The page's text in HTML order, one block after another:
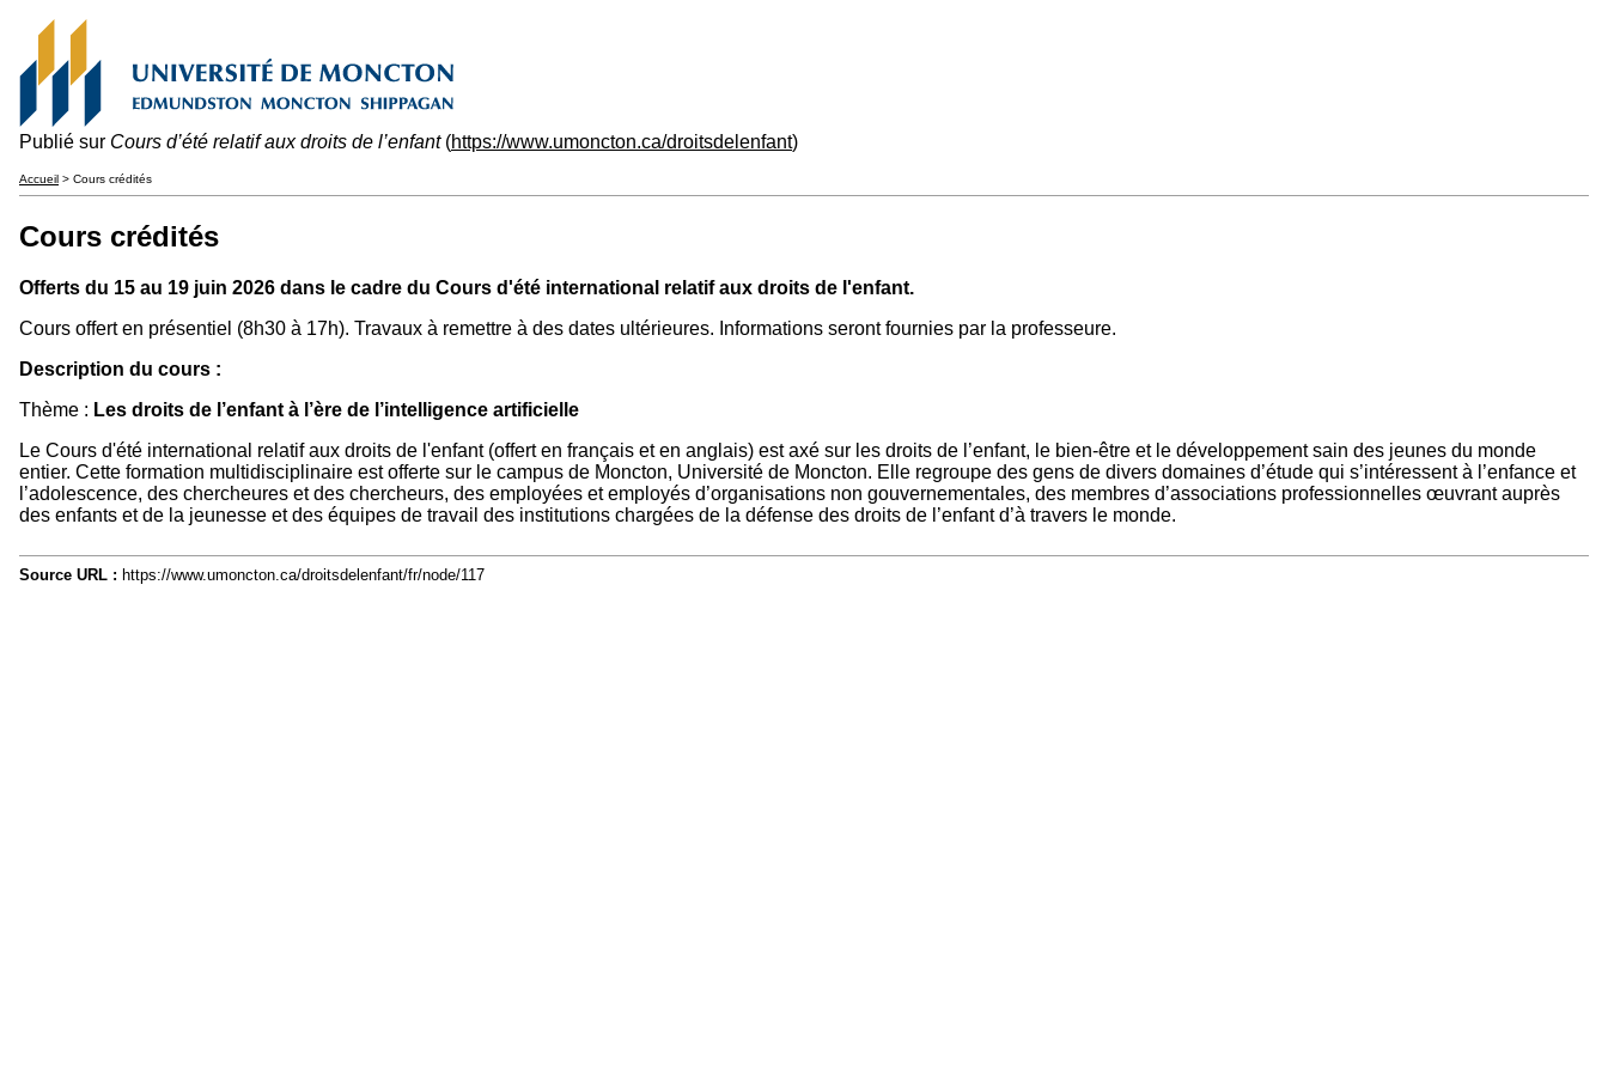
Publié sur Cours d’été relatif aux droits de l’enfant(https://www.umoncton.ca/droitsdelenfant)
Accueil > Cours crédités
Cours crédités
Offerts du 15 au 19 juin 2026 dans le cadre du Cours d'été international relatif aux droits de l'enfant.
Cours offert en présentiel (8h30 à 17h). Travaux à remettre à des dates ultérieures. Informations seront fournies par la professeure.
Description du cours :
Thème : Les droits de l’enfant à l’ère de l’intelligence artificielle
Le Cours d'été international relatif aux droits de l'enfant (offert en français et en anglais) est axé sur les droits de l’enfant, le bien-être et le développement sain des jeunes du monde
entier. Cette formation multidisciplinaire est offerte sur le campus de Moncton, Université de Moncton. Elle regroupe des gens de divers domaines d’étude qui s’intéressent à l’enfance et
l’adolescence, des chercheures et des chercheurs, des employées et employés d’organisations non gouvernementales, des membres d’associations professionnelles œuvrant auprès
des enfants et de la jeunesse et des équipes de travail des institutions chargées de la défense des droits de l’enfant d’à travers le monde.
Source URL : https://www.umoncton.ca/droitsdelenfant/fr/node/117